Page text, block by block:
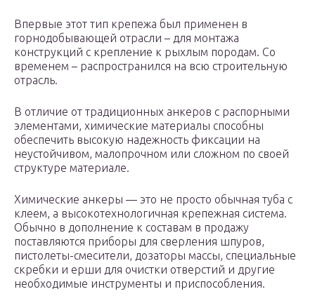
Впервые этот тип крепежа был применен в
горнодобывающей отрасли – для монтажа
конструкций с крепление к рыхлым породам. Со
временем – распространился на всю строительную
отрасль.
В отличие от традиционных анкеров с распорными
элементами, химические материалы способны
обеспечить высокую надежность фиксации на
неустойчивом, малопрочном или сложном по своей
структуре материале.
Химические анкеры — это не просто обычная туба с
клеем, а высокотехнологичная крепежная система.
Обычно в дополнение к составам в продажу
поставляются приборы для сверления шпуров,
пистолеты-смесители, дозаторы массы, специальные
скребки и ерши для очистки отверстий и другие
необходимые инструменты и приспособления.